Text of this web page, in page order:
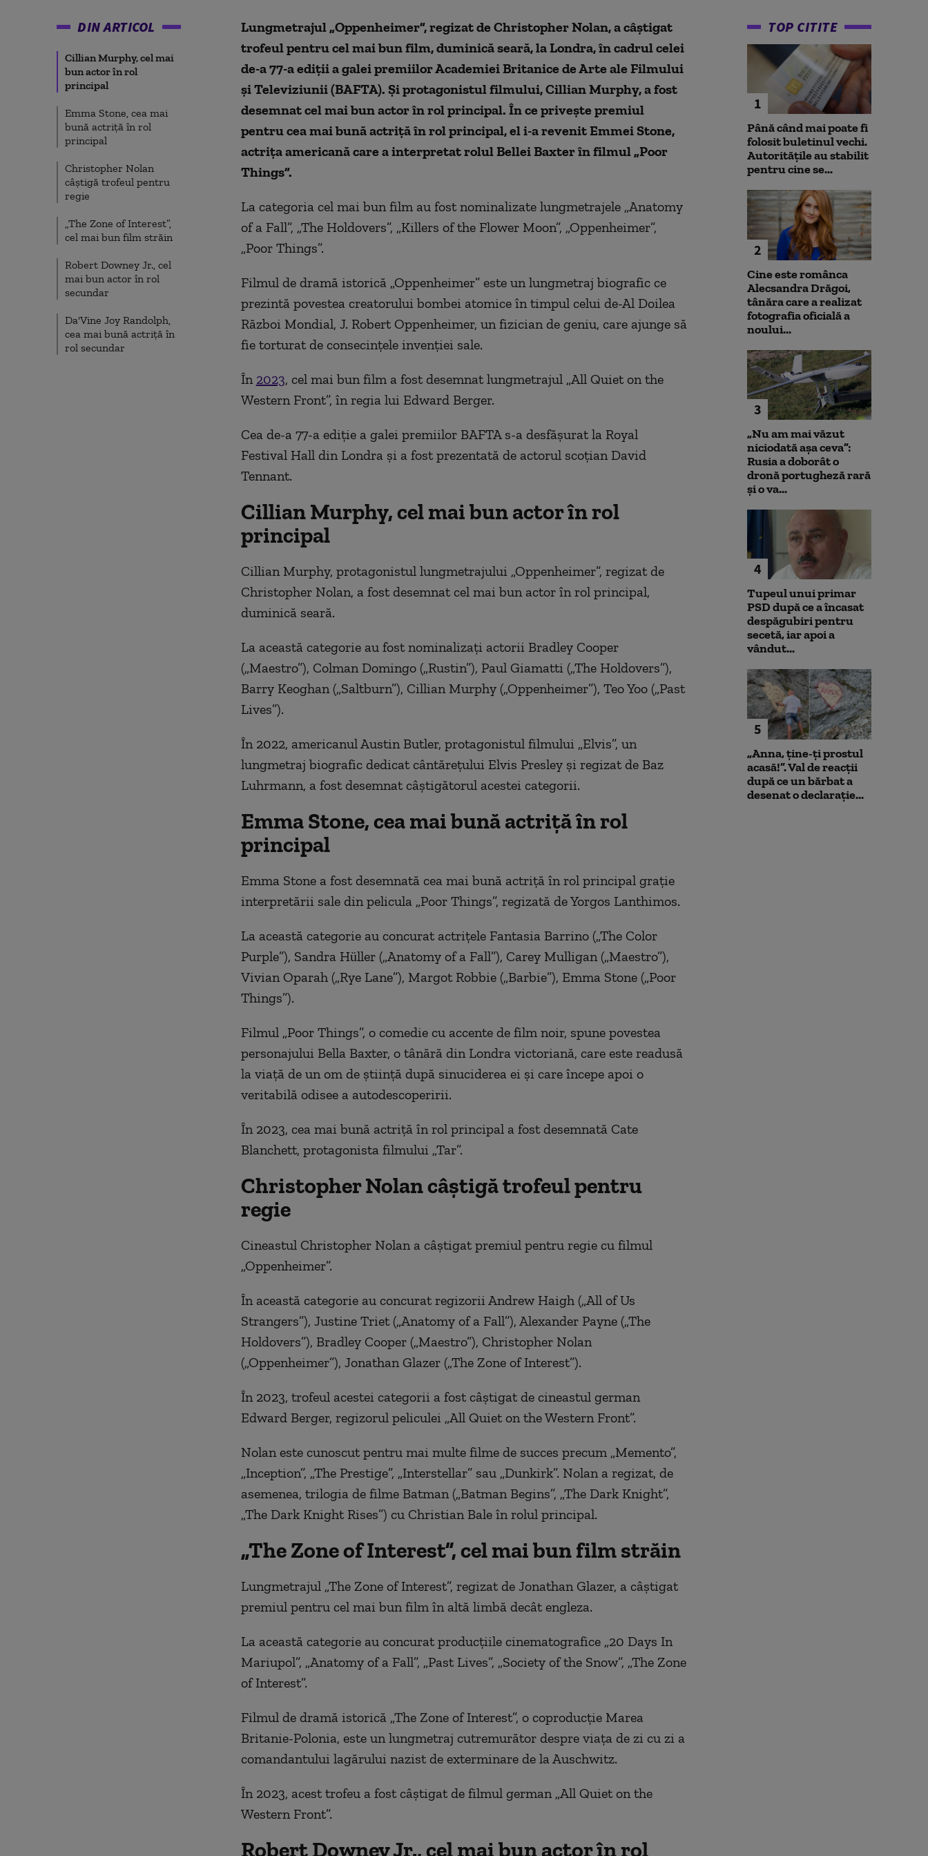
DIN ARTICOL
Cillian Murphy, cel mai
bun actor în rol
principal
Emma Stone, cea mai
bună actriță în rol
principal
Christopher Nolan
câștigă trofeul pentru
regie
„The Zone of Interest”,
cel mai bun film străin
Robert Downey Jr., cel
mai bun actor în rol
secundar
Da'Vine Joy Randolph,
cea mai bună actriță în
rol secundar
Lungmetrajul „Oppenheimer”, regizat de Christopher Nolan, a câştigat
trofeul pentru cel mai bun film, duminică seară, la Londra, în cadrul celei
de-a 77-a ediţii a galei premiilor Academiei Britanice de Arte ale Filmului
şi Televiziunii (BAFTA). Și protagonistul filmului, Cillian Murphy, a fost
desemnat cel mai bun actor în rol principal. În ce privește premiul
pentru cea mai bună actriță în rol principal, el i-a revenit Emmei Stone,
actrița americană care a interpretat rolul Bellei Baxter în filmul „Poor
Things”.
La categoria cel mai bun film au fost nominalizate lungmetrajele „Anatomy
of a Fall”, „The Holdovers”, „Killers of the Flower Moon”, „Oppenheimer”,
„Poor Things”.
Filmul de dramă istorică „Oppenheimer” este un lungmetraj biografic ce
prezintă povestea creatorului bombei atomice în timpul celui de-Al Doilea
Război Mondial, J. Robert Oppenheimer, un fizician de geniu, care ajunge să
fie torturat de consecinţele invenţiei sale.
În 2023, cel mai bun film a fost desemnat lungmetrajul „All Quiet on the
Western Front”, în regia lui Edward Berger.
Cea de-a 77-a ediţie a galei premiilor BAFTA s-a desfăşurat la Royal
Festival Hall din Londra şi a fost prezentată de actorul scoţian David
Tennant.
Cillian Murphy, cel mai bun actor în rol
principal
Cillian Murphy, protagonistul lungmetrajului „Oppenheimer”, regizat de
Christopher Nolan, a fost desemnat cel mai bun actor în rol principal,
duminică seară.
La această categorie au fost nominalizaţi actorii Bradley Cooper
(„Maestro”), Colman Domingo („Rustin”), Paul Giamatti („The Holdovers”),
Barry Keoghan („Saltburn”), Cillian Murphy („Oppenheimer”), Teo Yoo („Past
Lives”).
În 2022, americanul Austin Butler, protagonistul filmului „Elvis”, un
lungmetraj biografic dedicat cântăreţului Elvis Presley şi regizat de Baz
Luhrmann, a fost desemnat câştigătorul acestei categorii.
Emma Stone, cea mai bună actriță în rol
principal
Emma Stone a fost desemnată cea mai bună actriţă în rol principal graţie
interpretării sale din pelicula „Poor Things”, regizată de Yorgos Lanthimos.
La această categorie au concurat actriţele Fantasia Barrino („The Color
Purple”), Sandra Hüller („Anatomy of a Fall”), Carey Mulligan („Maestro”),
Vivian Oparah („Rye Lane”), Margot Robbie („Barbie”), Emma Stone („Poor
Things”).
Filmul „Poor Things”, o comedie cu accente de film noir, spune povestea
personajului Bella Baxter, o tânără din Londra victoriană, care este readusă
la viaţă de un om de ştiinţă după sinuciderea ei şi care începe apoi o
veritabilă odisee a autodescoperirii.
În 2023, cea mai bună actriţă în rol principal a fost desemnată Cate
Blanchett, protagonista filmului „Tar”.
Christopher Nolan câștigă trofeul pentru
regie
Cineastul Christopher Nolan a câştigat premiul pentru regie cu filmul
„Oppenheimer”.
În această categorie au concurat regizorii Andrew Haigh („All of Us
Strangers”), Justine Triet („Anatomy of a Fall”), Alexander Payne („The
Holdovers”), Bradley Cooper („Maestro”), Christopher Nolan
(„Oppenheimer”), Jonathan Glazer („The Zone of Interest”).
În 2023, trofeul acestei categorii a fost câştigat de cineastul german
Edward Berger, regizorul peliculei „All Quiet on the Western Front”.
Nolan este cunoscut pentru mai multe filme de succes precum „Memento”,
„Inception”, „The Prestige”, „Interstellar” sau „Dunkirk”. Nolan a regizat, de
asemenea, trilogia de filme Batman („Batman Begins”, „The Dark Knight”,
„The Dark Knight Rises”) cu Christian Bale în rolul principal.
„The Zone of Interest”, cel mai bun film străin
Lungmetrajul „The Zone of Interest”, regizat de Jonathan Glazer, a câştigat
premiul pentru cel mai bun film în altă limbă decât engleza.
La această categorie au concurat producţiile cinematografice „20 Days In
Mariupol”, „Anatomy of a Fall”, „Past Lives”, „Society of the Snow”, „The Zone
of Interest”.
Filmul de dramă istorică „The Zone of Interest”, o coproducţie Marea
Britanie-Polonia, este un lungmetraj cutremurător despre viaţa de zi cu zi a
comandantului lagărului nazist de exterminare de la Auschwitz.
În 2023, acest trofeu a fost câştigat de filmul german „All Quiet on the
Western Front”.
Robert Downey Jr., cel mai bun actor în rol
TOP CITITE
1
Până când mai poate fi
folosit buletinul vechi.
Autoritățile au stabilit
pentru cine se...
2
Cine este românca
Alecsandra Drăgoi,
tânăra care a realizat
fotografia oficială a
noului...
3
„Nu am mai văzut
niciodată așa ceva”:
Rusia a doborât o
dronă portugheză rară
și o va...
4
Tupeul unui primar
PSD după ce a încasat
despăgubiri pentru
secetă, iar apoi a
vândut...
5
„Anna, ţine-ţi prostul
acasă!”. Val de reacții
după ce un bărbat a
desenat o declarație...